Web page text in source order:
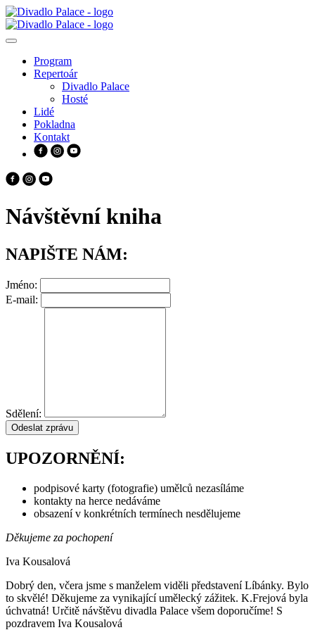
Program
Repertoár
Divadlo Palace
Hosté
Lidé
Pokladna
Kontakt
Návštěvní kniha
NAPIŠTE NÁM:
Jméno:
E-mail:
Sdělení:
Odeslat zprávu
UPOZORNĚNÍ:
podpisové karty (fotografie) umělců nezasíláme
kontakty na herce nedáváme
obsazení v konkrétních termínech nesdělujeme
Děkujeme za pochopení
Iva Kousalová
Dobrý den, včera jsme s manželem viděli představení Líbánky. Bylo
to skvělé! Děkujeme za vynikající umělecký zážitek. K.Frejová byla
úchvatná! Určitě návštěvu divadla Palace všem doporučíme! S
pozdravem Iva Kousalová